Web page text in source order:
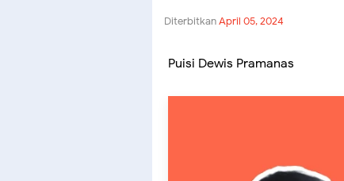
DiterbitkanApril 05, 2024
Puisi Dewis Pramanas